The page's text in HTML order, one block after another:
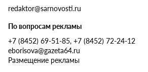
redaktor@sarnovosti.ru
По вопросам рекламы
+7 (8452) 69-51-85, +7 (8452) 72-24-12
eborisova@gazeta64.ru
Размещение рекламы